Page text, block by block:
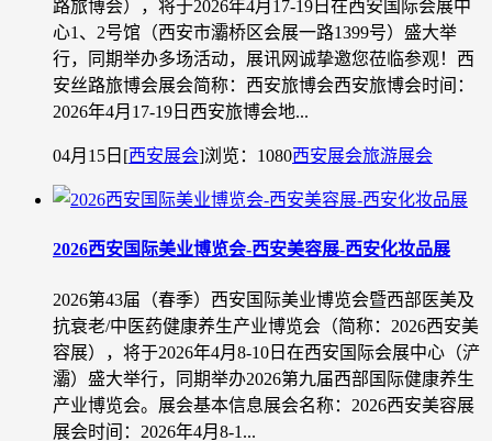
路旅博会），将于2026年4月17-19日在西安国际会展中
心1、2号馆（西安市灞桥区会展一路1399号）盛大举
行，同期举办多场活动，展讯网诚挚邀您莅临参观！西
安丝路旅博会展会简称：西安旅博会西安旅博会时间：
2026年4月17-19日西安旅博会地...
04月15日 [西安展会]浏览：1080西安展会旅游展会
2026西安国际美业博览会-西安美容展-西安化妆品展
2026第43届（春季）西安国际美业博览会暨西部医美及
抗衰老/中医药健康养生产业博览会（简称：2026西安美
容展），将于2026年4月8-10日在西安国际会展中心（浐
灞）盛大举行，同期举办2026第九届西部国际健康养生
产业博览会。展会基本信息展会名称：2026西安美容展
展会时间：2026年4月8-1...